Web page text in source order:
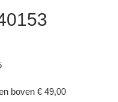
boven € 49,00